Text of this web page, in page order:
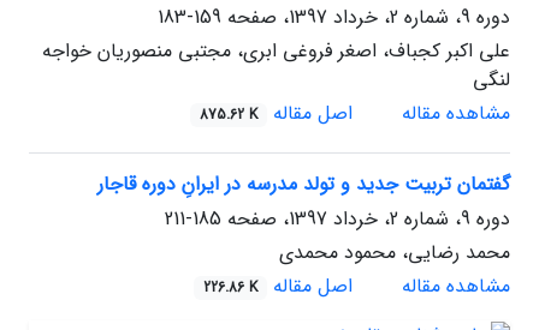
دوره 9، شماره 2، خرداد 1397، صفحه
159-183
علی اکبر کجباف، اصغر فروغی ابری، مجتبی منصوریان خواجه
لنگی
مشاهده مقاله
اصل مقاله 875.62 K
گفتمان تربیت جدید و تولد مدرسه در ایرانِ دوره قاجار
دوره 9، شماره 2، خرداد 1397، صفحه
185-211
محمد رضایی، محمود محمدی
مشاهده مقاله
اصل مقاله 226.86 K